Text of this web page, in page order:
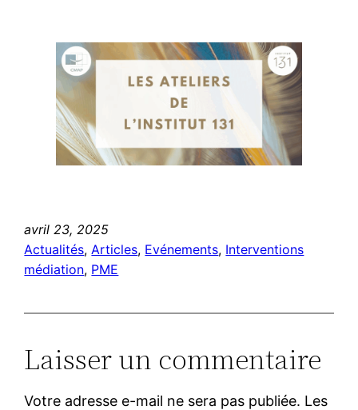
avril 23, 2025
Actualités, Articles, Evénements, Interventions
médiation, PME
Laisser un commentaire
Votre adresse e-mail ne sera pas publiée. Les